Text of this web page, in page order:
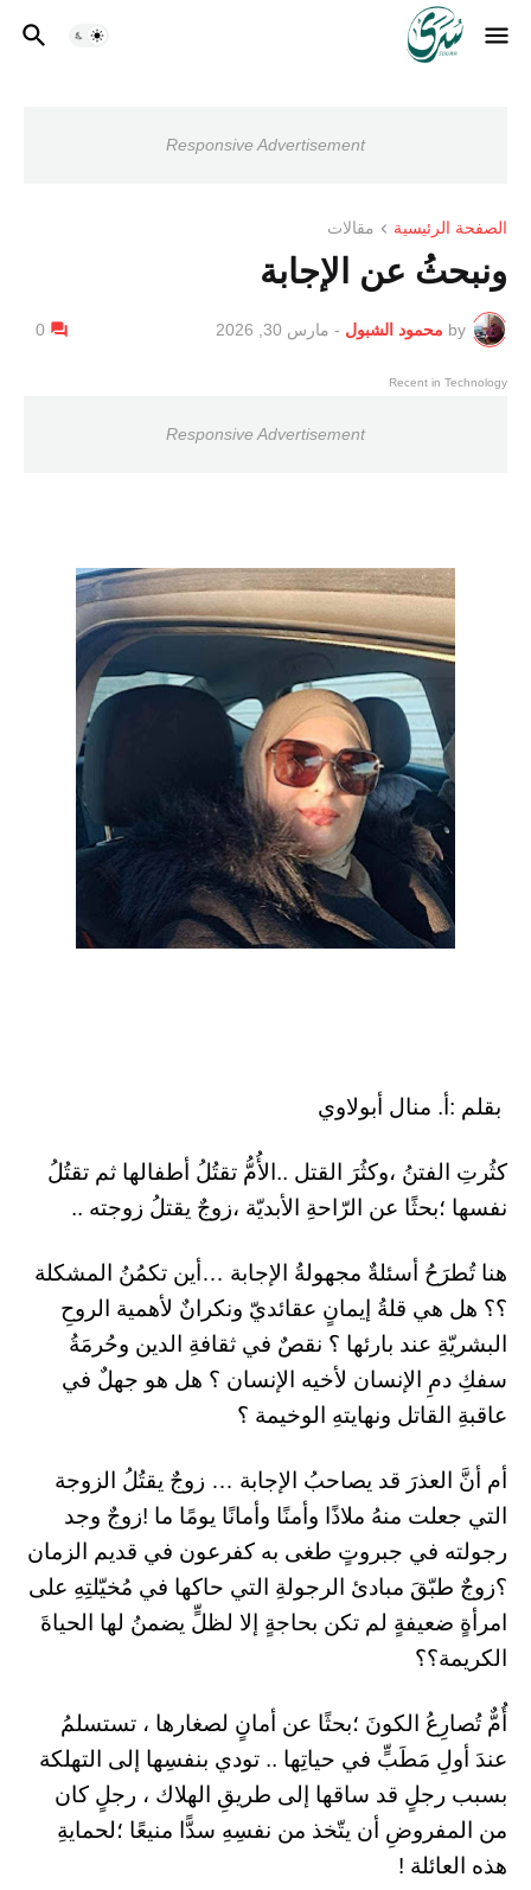
Responsive Advertisement
الصفحة الرئيسية مقالات
ونبحثُ عن الإجابة
by محمود الشبول - مارس 30, 2026 0
Recent in Technology
Responsive Advertisement
بقلم :أ. منال أبولاوي
كثُرتِ الفتنُ ،وكثُرَ القتل ..الأُمُّ تقتُلُ أطفالها ثم تقتُلُ
نفسها ؛بحثًا عن الرّاحةِ الأبديّة ،زوجٌ يقتلُ زوجته ..
هنا تُطرَحُ أسئلةٌ مجهولةُ الإجابة …أين تكمُنُ المشكلة
؟؟ هل هي قلةُ إيمانٍ عقائديّ ونكرانٌ لأهمية الروحِ
البشريّةِ عند بارئها ؟ نقصٌ في ثقافةِ الدين وحُرمَةُ
سفكِ دمِ الإنسان لأخيه الإنسان ؟ هل هو جهلٌ في
عاقبةِ القاتل ونهايتهِ الوخيمة ؟
أم أنَّ العذرَ قد يصاحبُ الإجابة … زوجٌ يقتُلُ الزوجة
التي جعلت منهُ ملاذًا وأمنًا وأمانًا يومًا ما !زوجٌ وجد
رجولته في جبروتٍ طغى به كفرعون في قديم الزمان
؟زوجٌ طبّقَ مبادئ الرجولةِ التي حاكها في مُخيّلتِهِ على
امرأةٍ ضعيفةٍ لم تكن بحاجةٍ إلا لظلٍّ يضمنُ لها الحياةَ
الكريمة؟؟
أُمٌّ تُصارِعُ الكونَ ؛بحثًا عن أمانٍ لصغارها ، تستسلمُ
عندَ أولِ مَطَبٍّ في حياتِها .. تودي بنفسِها إلى التهلكة
بسبب رجلٍ قد ساقها إلى طريقِ الهلاك ، رجلٍ كان
من المفروضِ أن يتّخذ من نفسِهِ سدًّا منيعًا ؛لحمايةِ
هذه العائلة !